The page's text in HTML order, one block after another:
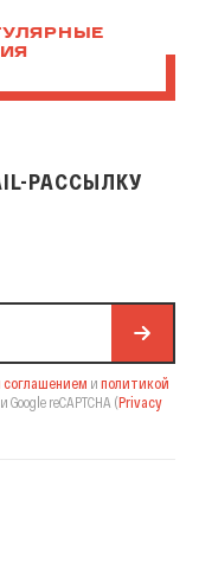
РАССЫЛКУ
соглашением и политикой
Google reCAPTCHA (Privacy